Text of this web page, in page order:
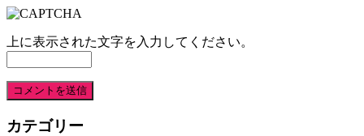
上に表示された文字を入力してください。
カテゴリー